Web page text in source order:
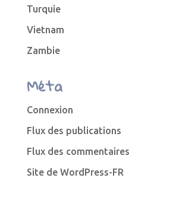
Turquie
Vietnam
Zambie
Méta
Connexion
Flux des publications
Flux des commentaires
Site de WordPress-FR